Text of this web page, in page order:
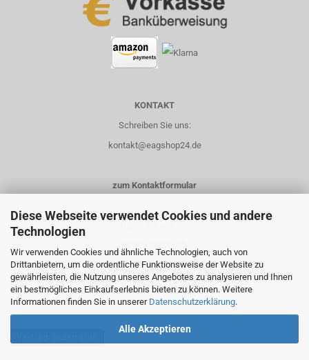
Diese Webseite verwendet Cookies und andere
Technologien
Wir verwenden Cookies und ähnliche Technologien, auch von
Drittanbietern, um die ordentliche Funktionsweise der Website zu
gewährleisten, die Nutzung unseres Angebotes zu analysieren und Ihnen
ein bestmögliches Einkaufserlebnis bieten zu können. Weitere
Informationen finden Sie in unserer Datenschutzerklärung.
Alle Akzeptieren
KONTAKT
Schreiben Sie uns:
kontakt@eagshop24.de
zum Kontaktformular
0151-14435658